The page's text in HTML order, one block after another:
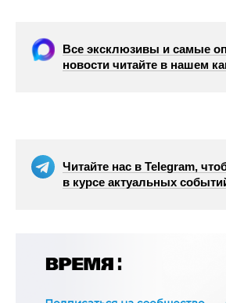
Все эксклюзивы и самые
новости читайте в нашем
Читайте нас в Telegram,
в курсе актуальных